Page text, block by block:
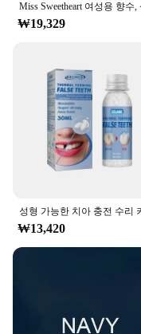
**A Variety of
With a range of
Tattoo Stickers
ankles, and are
The whimsical
catching but also
Whether you're a
unique
fun and easy way
stickers are the
₩19,329
₩13,420